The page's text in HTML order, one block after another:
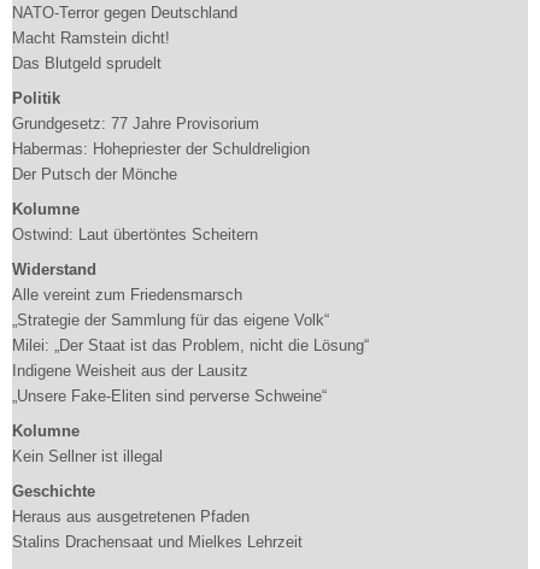
NATO-Terror gegen Deutschland
Macht Ramstein dicht!
Das Blutgeld sprudelt
Politik
Grundgesetz: 77 Jahre Provisorium
Habermas: Hohepriester der Schuldreligion
Der Putsch der Mönche
Kolumne
Ostwind: Laut übertöntes Scheitern
Widerstand
Alle vereint zum Friedensmarsch
„Strategie der Sammlung für das eigene Volk“
Milei: „Der Staat ist das Problem, nicht die Lösung“
Indigene Weisheit aus der Lausitz
„Unsere Fake-Eliten sind perverse Schweine“
Kolumne
Kein Sellner ist illegal
Geschichte
Heraus aus ausgetretenen Pfaden
Stalins Drachensaat und Mielkes Lehrzeit